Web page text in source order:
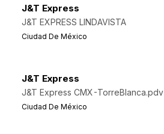
J&T Express
J&T EXPRESS LINDAVISTA
Ciudad De México
J&T Express
J&T Express CMX-TorreBlanca.pdv
Ciudad De México